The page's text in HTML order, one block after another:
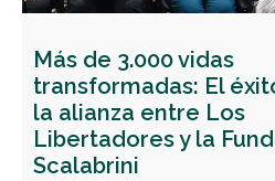
Más de 3.000 vidas
transformadas: El
la alianza entre Los
Libertadores y la
Scalabrini